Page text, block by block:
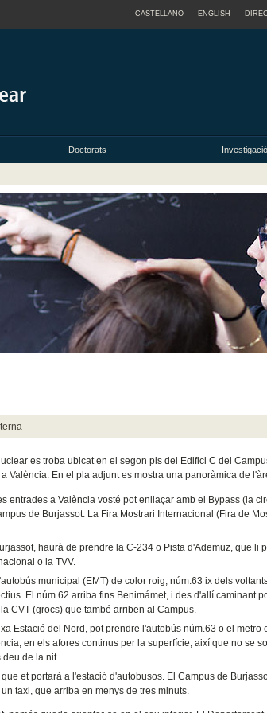
CASTELLANO ENGLISH
Doctorats Investigació
es troba ubicat en el segon pis del Edifici C del
València. En el pla adjunt es mostra una panoràmica de
entrades a València vosté pot enllaçar amb el Bypass (la
de Burjassot. La Fira Mostrari Internacional (Fira de
haurà de prendre la C-234 o Pista d'Ademuz, que li
o la TVV.
municipal (EMT) de color roig, núm.63 ix dels
El núm.62 arriba fins Benimámet, i des d'allí caminant
CVT (grocs) que també arriben al Campus.
Estació del Nord, pot prendre l'autobús núm.63 o el
en els afores continus per la superfície, així que no se
de la nit.
et portarà a l'estació d'autobusos. El Campus de
taxi, que arriba en menys de tres minuts.